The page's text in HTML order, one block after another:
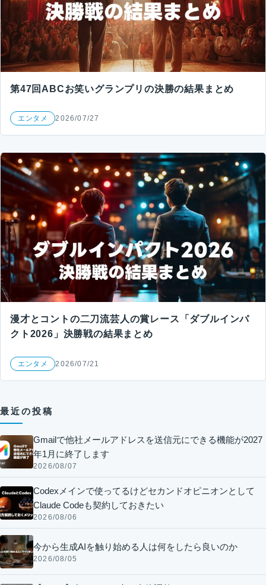
第47回ABCお笑いグランプリの決勝の結果まとめ
エンタメ 2026/07/27
漫才とコントの二刀流芸人の賞レース「ダブルインパ
クト2026」決勝戦の結果まとめ
エンタメ 2026/07/21
最近の投稿
Gmailで他社メールアドレスを送信元にできる機能が2027
年1月に終了します
2026/08/07
Codexメインで使ってるけどセカンドオピニオンとして
Claude Codeも契約しておきたい
2026/08/06
今から生成AIを触り始める人は何をしたら良いのか
2026/08/05